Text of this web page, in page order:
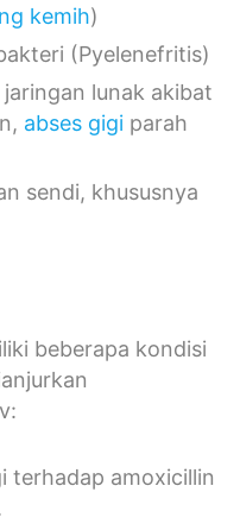
kemih)
(Pyelenefritis)
lunak akibat
abses gigi parah
sendi, khususnya
beberapa kondisi
terhadap amoxicillin